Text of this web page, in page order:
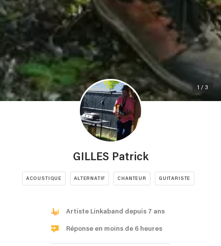
1 / 3
GILLES Patrick
ACOUSTIQUE ALTERNATIF CHANTEUR GUITARISTE
Artiste Linkaband depuis 7 ans
Réponse en moins de 6 heures